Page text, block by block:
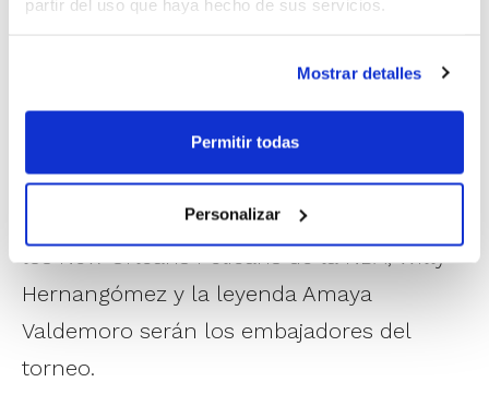
partir del uso que haya hecho de sus servicios.
Mostrar detalles
Permitir todas
Personalizar
concurso de triples a las 18:00h y, a
continuación, un All Star Game a las 19:00h
para ofrecer todavía más espectáculo a los
asistentes. Todo ello con dos entrenadores
de lujo. El jugador español, actualmente en
Hernangómez y la leyenda Amaya
Valdemoro serán los embajadores del
torneo.